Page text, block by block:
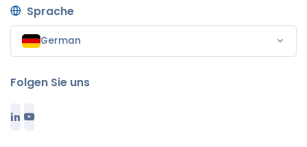
Sprache
German
Folgen Sie uns